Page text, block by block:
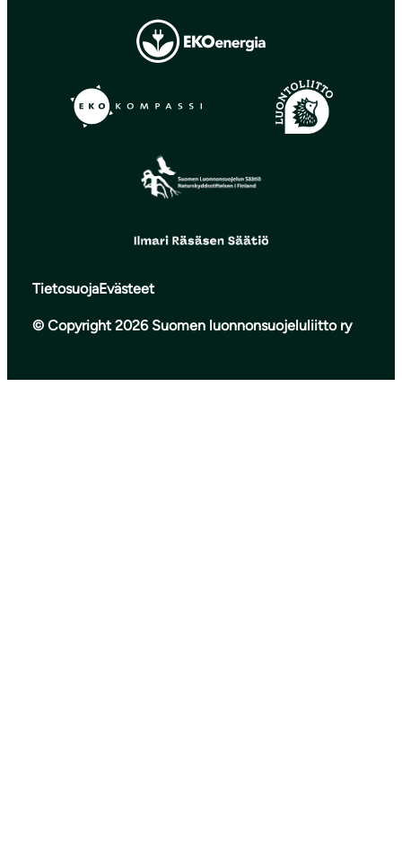
TietosuojaEvästeet
© Copyright 2026 Suomen luonnonsuojeluliitto ry